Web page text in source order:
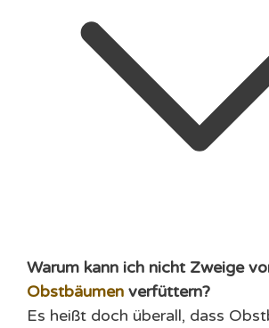
Warum kann ich nicht Zweige
Obstbäumen verfüttern?
Es heißt doch überall, dass